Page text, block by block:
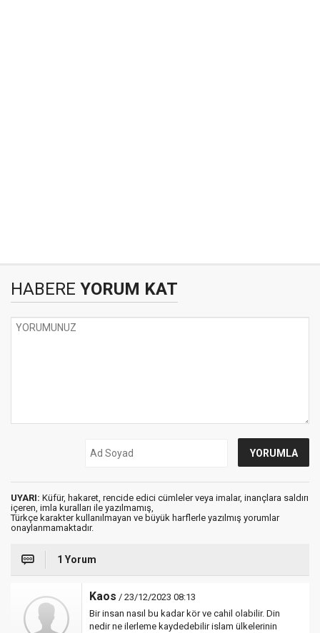
HABERE YORUM KAT
UYARI: Küfür, hakaret, rencide edici cümleler veya imalar, inançlara saldırı
içeren, imla kuralları ile yazılmamış,
Türkçe karakter kullanılmayan ve büyük harflerle yazılmış yorumlar
onaylanmamaktadır.
1 Yorum
Kaos / 23/12/2023 08:13
Bir insan nasıl bu kadar kör ve cahil olabilir. Din
nedir ne ilerleme kaydedebilir islam ülkelerinin